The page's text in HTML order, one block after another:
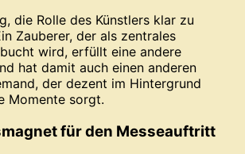
die Rolle des Künstlers klar zu
Zauberer, der als zentrales
wird, erfüllt eine andere
hat damit auch einen anderen
der dezent im Hintergrund
Momente sorgt.
für den Messeauftritt